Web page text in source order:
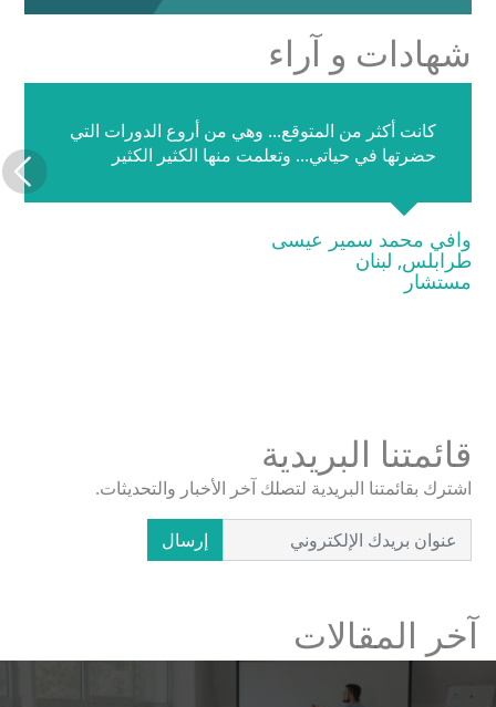
شهادات و آراء
كانت أكثر من المتوقع... وهي من أروع الدورات التي
حضرتها في حياتي... وتعلمت منها الكثير الكثير
وافي محمد سمير عيسى
طرابلس, لبنان
مستشار
قائمتنا البريدية
اشترك بقائمتنا البريدية لتصلك آخر الأخبار والتحديثات.
إرسال
آخر المقالات